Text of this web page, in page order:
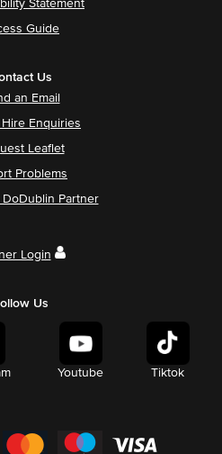
Statement
Guide
Us
an Email
Hire Enquiries
Leaflet
Problems
DoDublin Partner
Login
Us
Youtube Tiktok